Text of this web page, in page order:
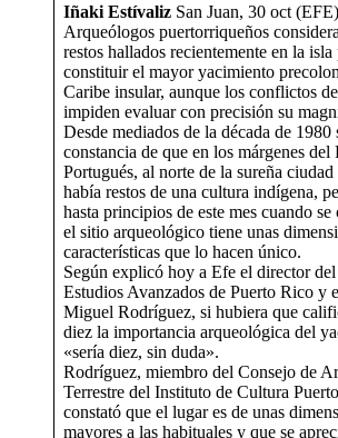
Iñaki Estívaliz San Juan, 30 oct
Arqueólogos puertorriqueños
restos hallados recientemente en la isla
constituir el mayor yacimiento
Caribe insular, aunque los conflictos
impiden evaluar con precisión su
Desde mediados de la década de 1980
constancia de que en los márgenes del
Portugués, al norte de la sureña ciudad
había restos de una cultura indígena,
hasta principios de este mes cuando se
el sitio arqueológico tiene unas
características que lo hacen único.
Según explicó hoy a Efe el director
Estudios Avanzados de Puerto Rico y
Miguel Rodríguez, si hubiera que
diez la importancia arqueológica del
«sería diez, sin duda».
Rodríguez, miembro del Consejo de
Terrestre del Instituto de Cultura
constató que el lugar es de unas
mayores a las habituales y que se